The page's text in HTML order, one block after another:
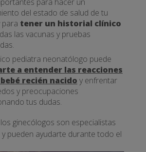
para hacer un
del estado de salud de tu
para tener un historial clínico
las vacunas y pruebas
pediatra neonatólogo puede
a entender las reacciones
recién nacido y enfrentar
y preocupaciones
tus dudas.
ginecólogos son especialistas
pueden ayudarte durante todo el